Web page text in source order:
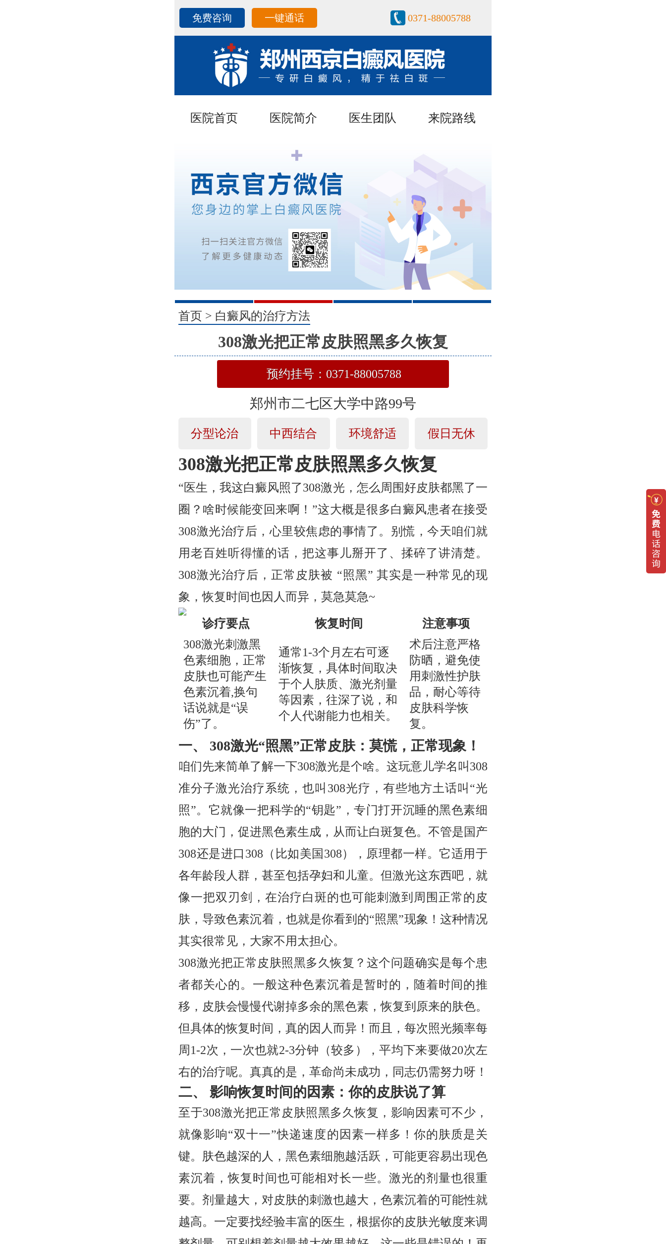
免费咨询 一键通话 0371-88005788
医院首页 医院简介 医生团队 来院路线
1 2 3 4
首页 > 白癜风的治疗方法
308激光把正常皮肤照黑多久恢复
预约挂号：0371-88005788
郑州市二七区大学中路99号
分型论治 中西结合 环境舒适 假日无休
308激光把正常皮肤照黑多久恢复
“医生，我这白癜风照了308激光，怎么周围好皮肤都黑了一
圈？啥时候能变回来啊！”这大概是很多白癜风患者在接受
308激光治疗后，心里较焦虑的事情了。别慌，今天咱们就
用老百姓听得懂的话，把这事儿掰开了、揉碎了讲清楚。
308激光治疗后，正常皮肤被 “照黑” 其实是一种常见的现
象，恢复时间也因人而异，莫急莫急~
诊疗要点 恢复时间
注意事项
308激光刺激黑
色素细胞，正常
皮肤也可能产生
色素沉着,换句
话说就是“误
伤”了。
通常1-3个月左右可逐
渐恢复，具体时间取决
于个人肤质、激光剂量
等因素，往深了说，和
个人代谢能力也相关。
术后注意严格
防晒，避免使
用刺激性护肤
品，耐心等待
皮肤科学恢
复。
一、 308激光“照黑”正常皮肤：莫慌，正常现象！
咱们先来简单了解一下308激光是个啥。这玩意儿学名叫308
准分子激光治疗系统，也叫308光疗，有些地方土话叫“光
照”。它就像一把科学的“钥匙”，专门打开沉睡的黑色素细
胞的大门，促进黑色素生成，从而让白斑复色。不管是国产
308还是进口308（比如美国308），原理都一样。它适用于
各年龄段人群，甚至包括孕妇和儿童。但激光这东西吧，就
像一把双刃剑，在治疗白斑的也可能刺激到周围正常的皮
肤，导致色素沉着，也就是你看到的“照黑”现象！这种情况
其实很常见，大家不用太担心。
308激光把正常皮肤照黑多久恢复？这个问题确实是每个患
者都关心的。一般这种色素沉着是暂时的，随着时间的推
移，皮肤会慢慢代谢掉多余的黑色素，恢复到原来的肤色。
但具体的恢复时间，真的因人而异！而且，每次照光频率每
周1-2次，一次也就2-3分钟（较多），平均下来要做20次左
右的治疗呢。真真的是，革命尚未成功，同志仍需努力呀！
二、 影响恢复时间的因素：你的皮肤说了算
至于308激光把正常皮肤照黑多久恢复，影响因素可不少，
就像影响“双十一”快递速度的因素一样多！你的肤质是关
键。肤色越深的人，黑色素细胞越活跃，可能更容易出现色
素沉着，恢复时间也可能相对长一些。激光的剂量也很重
要。剂量越大，对皮肤的刺激也越大，色素沉着的可能性就
越高。一定要找经验丰富的医生，根据你的皮肤光敏度来调